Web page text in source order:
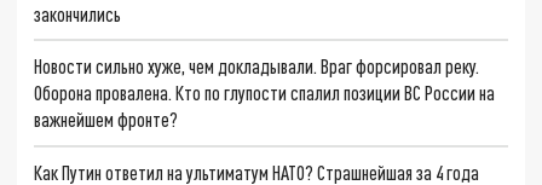
закончились
Новости сильно хуже, чем докладывали. Враг форсировал реку.
Оборона провалена. Кто по глупости спалил позиции ВС России на
важнейшем фронте?
Как Путин ответил на ультиматум НАТО? Страшнейшая за 4 года